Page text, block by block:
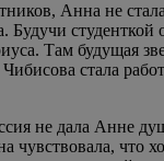
Анна не
Будучи студенткой
Там будущая
стала
не дала Анне
чувствовала, что